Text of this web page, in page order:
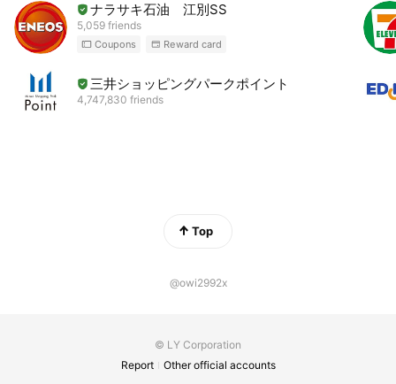
ナラサキ石油 江別SS
5,059 friends
Coupons Reward card
三井ショッピングパークポイント
4,747,830 friends
Top
@owi2992x
© LY Corporation
Report
Other official accounts